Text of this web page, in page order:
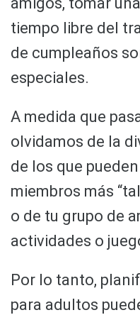
tiempo libre del
de cumpleaños
especiales.
A medida que
olvidamos de la
de los que
miembros más
o de tu grupo de
actividades o
Por lo tanto,
para adultos